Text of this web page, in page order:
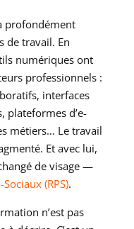
profondément
de travail. En
numériques ont
professionnels :
interfaces
plateformes d’e-
métiers… Le travail
Et avec lui,
de visage —
(RPS).
n’est pas